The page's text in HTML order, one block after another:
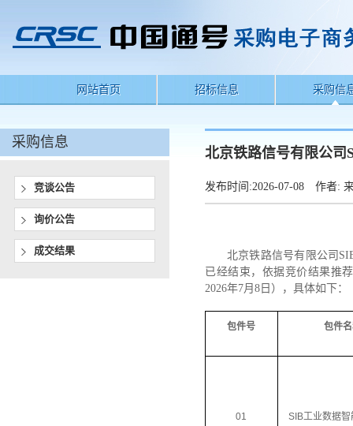
网站首页 招标信息 采购信
采购信息
竞谈公告
询价公告
成交结果
北京铁路信号有限公司
发布时间:2026-07-08 作者:
北京铁路信号有限公司
已经结束， 依据竞价结果推
2026年7月 8 日），具体如下：
包件号 包件
01 SIB工业数据